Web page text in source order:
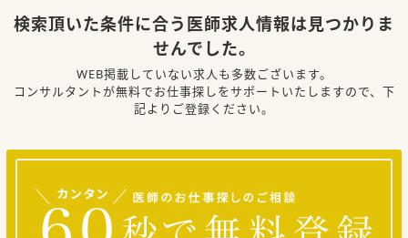
検索頂いた条件に合う医師求人情報は見つかりま
せんでした。
WEB掲載していない求人も多数ございます。
コンサルタントが無料でお仕事探しをサポートいたしますので、下
記よりご登録ください。